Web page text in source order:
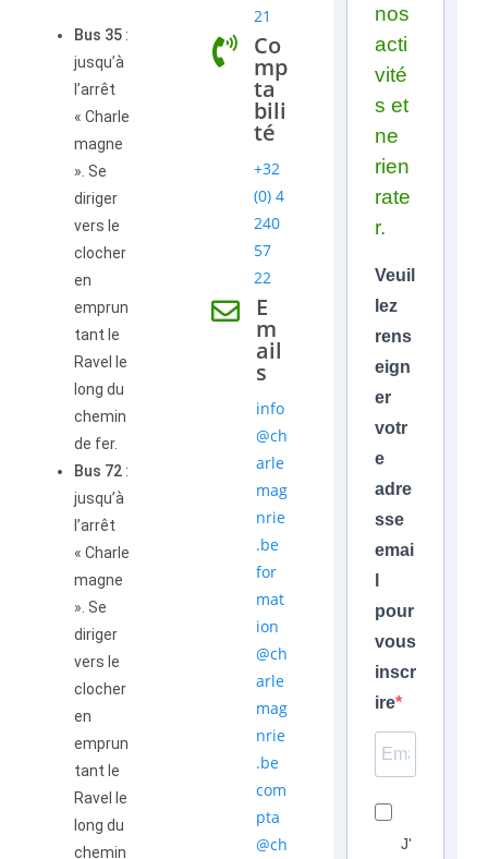
Bus 35 :
jusqu’à
l’arrêt
« Charle
magne
». Se
diriger
vers le
clocher
en
emprun
tant le
Ravel le
long du
chemin
de fer.
Bus 72:
jusqu’à
l’arrêt
« Charle
magne
». Se
diriger
vers le
clocher
en
emprun
tant le
Ravel le
long du
chemin
21
Co
mp
ta
bili
té
+32
(0) 4
240
57
22
E
m
ail
s
info
@ch
arle
mag
nrie
.be
for
mat
ion
@ch
arle
mag
nrie
.be
com
pta
@ch
nos
acti
vité
s et
ne
rien
rate
r.
Veuil
lez
rens
eign
er
votr
e
adre
sse
emai
pour
vous
inscr
ire
J'